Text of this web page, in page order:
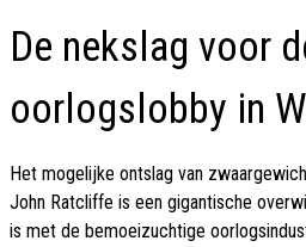
De nekslag voor
oorlogslobby in
Het mogelijke ontslag van
John Ratcliffe is een gigantische
is met de bemoeizuchtige